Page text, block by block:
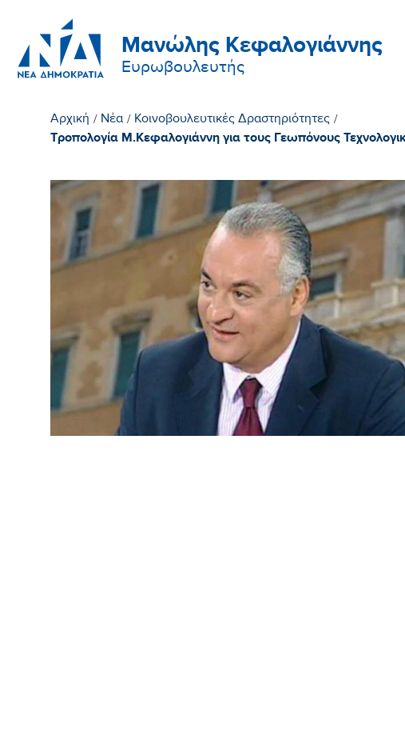
Μανώλης Κεφαλογιάννης
Ευρωβουλευτής
Αρχική / Νέα / Κοινοβουλευτικές Δραστηριότητες /
Τροπολογία Μ.Κεφαλογιάννη για τους Γεωπόνους